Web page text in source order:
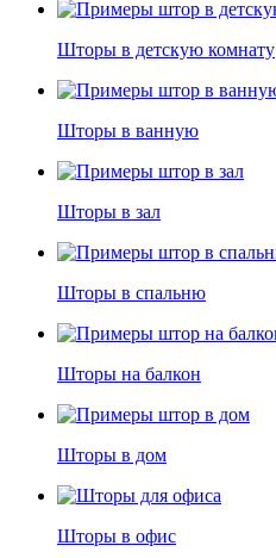
Шторы в детскую комнату
Шторы в ванную
Шторы в зал
Шторы в спальню
Шторы на балкон
Шторы в дом
Шторы в офис